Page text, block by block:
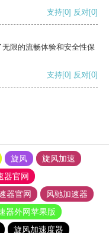
支持[0] 反对[0]
限的流畅体验和安全性保
支持[0] 反对[0]
旋风
旋风加速
器官网
器官网
风驰加速器
器外网苹果版
旋风加速度器